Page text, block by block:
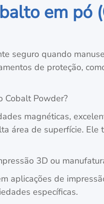
em pó
seguro quando
de proteção,
Cobalt Powder?
magnéticas,
área de superfície.
3D ou
aplicações de
específicas.